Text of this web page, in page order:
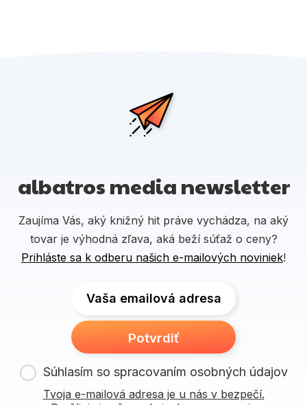
albatros media newsletter
Zaujíma Vás, aký knižný hit práve vychádza, na aký
tovar je výhodná zľava, aká beží súťaž o ceny?
Prihláste sa k odberu našich e-mailových noviniek!
Vaša emailová adresa
Potvrdiť
Súhlasím so spracovaním osobných údajov
Tvoja e-mailová adresa je u nás v bezpečí.